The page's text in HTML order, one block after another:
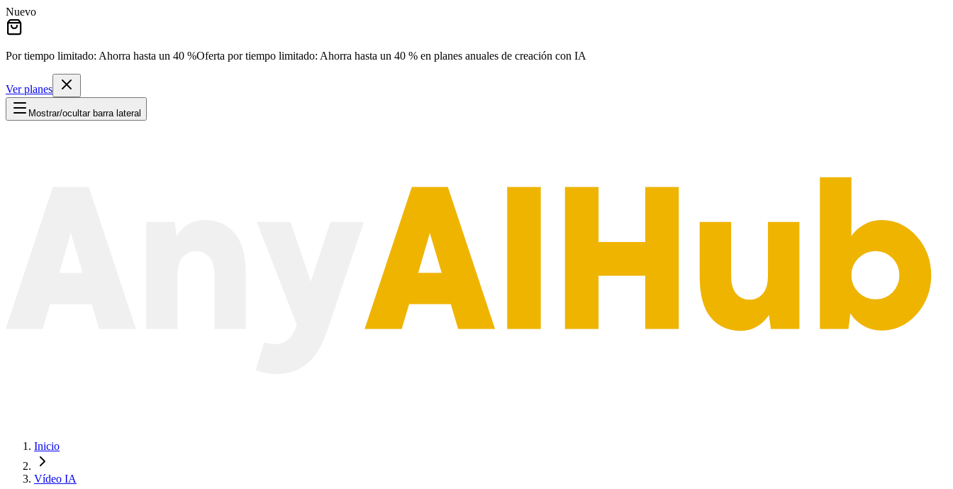
Nuevo
Por tiempo limitado: Ahorra hasta un 40 %Oferta por tiempo limitado: Ahorra hasta un 40 % en planes anuales de creación con IA
Ver planes
Mostrar/ocultar barra lateral
Inicio
Vídeo IA